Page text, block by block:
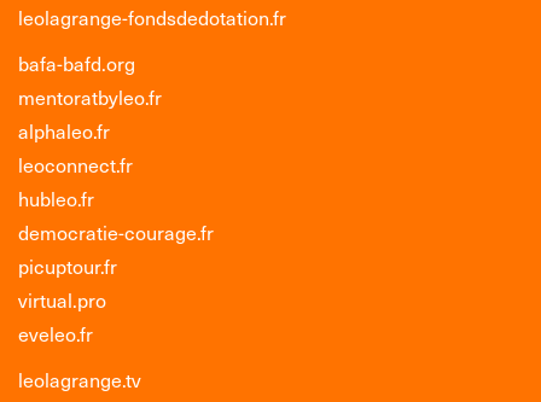
leolagrange-fondsdedotation.fr
bafa-bafd.org
mentoratbyleo.fr
alphaleo.fr
leoconnect.fr
hubleo.fr
democratie-courage.fr
picuptour.fr
virtual.pro
eveleo.fr
leolagrange.tv